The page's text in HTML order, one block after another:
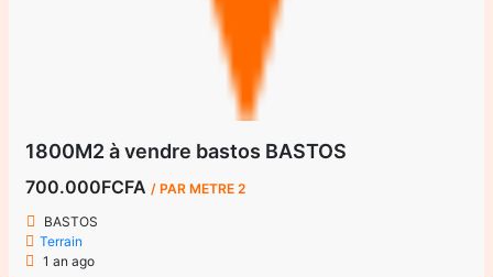
1800M2 à vendre bastos BASTOS
700.000FCFA/ PAR METRE 2
BASTOS
Terrain
1 an ago